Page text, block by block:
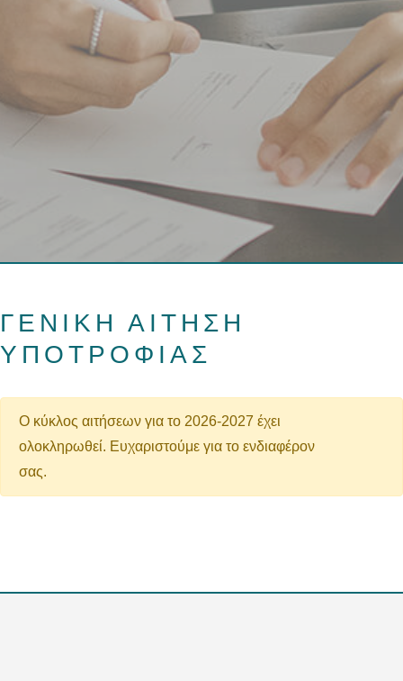
ΓΕΝΙΚΗ ΑΙΤΗΣΗ
ΥΠΟΤΡΟΦΙΑΣ
Ο κύκλος αιτήσεων για το 2026-2027 έχει
ολοκληρωθεί. Ευχαριστούμε για το ενδιαφέρον
σας.